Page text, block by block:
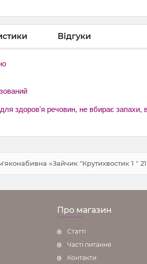
Відгуки
здоров'я речовин, не вбирає запахи,
«Зайчик "Крутихвостик 1 "
Про магазин
Статті
Часті питання
Контакти